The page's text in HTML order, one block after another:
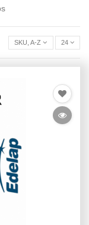
SKU, A-Z